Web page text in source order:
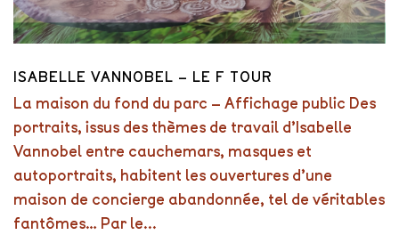
ISABELLE VANNOBEL – LE F TOUR
La maison du fond du parc – Affichage public Des
portraits, issus des thèmes de travail d’Isabelle
Vannobel entre cauchemars, masques et
autoportraits, habitent les ouvertures d’une
maison de concierge abandonnée, tel de véritables
fantômes… Par le...